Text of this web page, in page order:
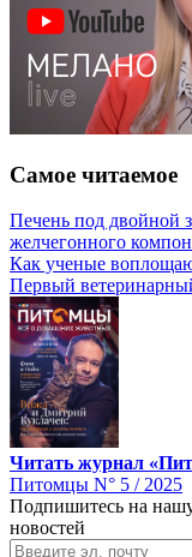
Самое читаемое
Печень под двойной
желчегонного
Как ученые
Первый
Читать журнал
Питомцы N° 5 / 2025
Подпишитесь на нашу
новостей